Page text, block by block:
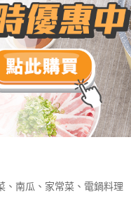
南瓜 家常菜 電鍋料理